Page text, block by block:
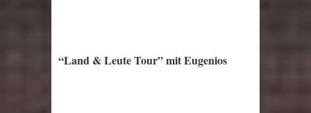
“Land & Leute Tour” mit Eugenios